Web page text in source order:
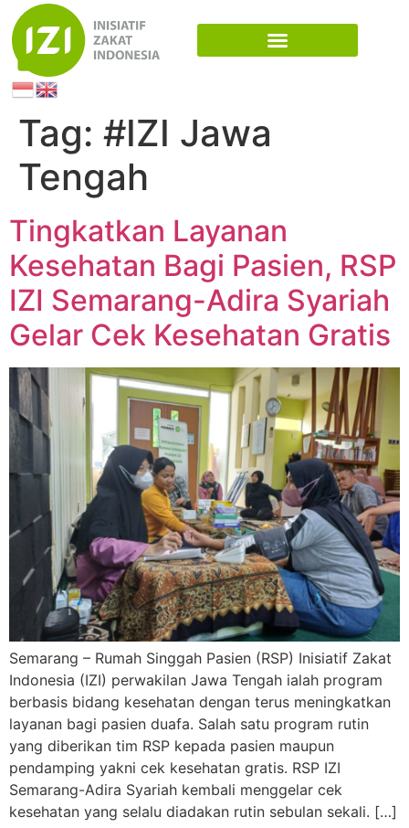
Tag: #IZI Jawa
Tengah
Tingkatkan Layanan
Kesehatan Bagi Pasien, RSP
IZI Semarang-Adira Syariah
Gelar Cek Kesehatan Gratis
Semarang – Rumah Singgah Pasien (RSP) Inisiatif Zakat
Indonesia (IZI) perwakilan Jawa Tengah ialah program
berbasis bidang kesehatan dengan terus meningkatkan
layanan bagi pasien duafa. Salah satu program rutin
yang diberikan tim RSP kepada pasien maupun
pendamping yakni cek kesehatan gratis. RSP IZI
Semarang-Adira Syariah kembali menggelar cek
kesehatan yang selalu diadakan rutin sebulan sekali. […]